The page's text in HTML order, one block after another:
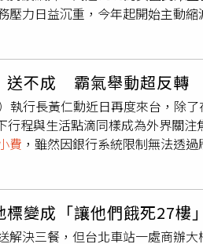
責任的方式講述他們的故事。」
拉》的核心精神。《外賣：4K
映畫提供）本片創作靈感源自兩
們萌生從這些移民勞工視角觀看
困境以及在異鄉打拚的真實故事
更可說是獨立電影精神的最佳寫
顧客、路人甚至是真實出現在
」，不斷模糊真實與虛構的界線
捉最自然的城市樣貌。值得一提
無疑是惡夢，但對西恩貝克與鄒
影層次，也為電影增添獨特的視
最鮮明的特色之一。《外賣》所
壓力日益沉重，今年起開始主動
公司Popmenu針對1000名美國
年願意支付的金額。對此，分析師
擠壓，另一方面則是無法接受
的衝擊最為嚴重，高達35%的受
汽車維修和美髮沙龍等行業的 小費
外支出的「小費疲勞」已達到臨界
眾注意到，商家結帳螢幕上的建議
位螢幕前會感到支付壓力，但該
錢約為130美元（約新台幣4225
20%以上
小費的顧客比例，也從
給小費的咖啡廳、餐車及速食店
送不成 霸氣舉動超反轉
執行長黃仁勳近日再度來台，除
程與生活點滴同樣成為外界關
費 ，雖然因銀行系統限制無法透
外卡關根據《中時新聞網》報導
勳與家人在包廂內聚會，黃仁勳
額中額外多出1萬元，原來他希望
筆額外款項屬於小費，因此交易最
還有現金」。黃仁勳作風親民事
標變成「讓他們餓死27
解決三餐，但台北車站一處商辦